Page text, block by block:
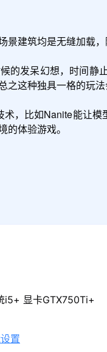
建筑均是无缝加载
的发呆幻想，时间
这种独具一格的玩法
，比如Nanite能让
体验游戏。
i5+ 显卡GTX750Ti+
置